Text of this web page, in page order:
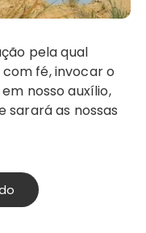
fé, invocar o
nosso auxílio,
sarará as nossas